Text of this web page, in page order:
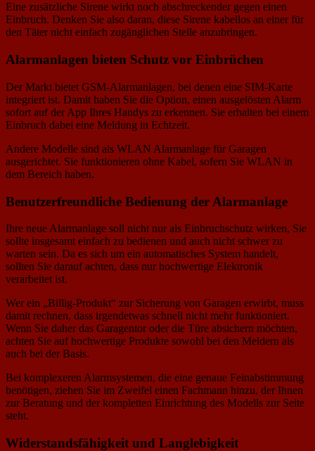
Eine zusätzliche Sirene wirkt noch abschreckender gegen einen
Einbruch. Denken Sie also daran, diese Sirene kabellos an einer für
den Täter nicht einfach zugänglichen Stelle anzubringen.
Alarmanlagen bieten Schutz vor Einbrüchen
Der Markt bietet GSM-Alarmanlagen, bei denen eine SIM-Karte
integriert ist. Damit haben Sie die Option, einen ausgelösten Alarm
sofort auf der App Ihres Handys zu erkennen. Sie erhalten bei einem
Einbruch dabei eine Meldung in Echtzeit.
Andere Modelle sind als WLAN Alarmanlage für Garagen
ausgerichtet. Sie funktionieren ohne Kabel, sofern Sie WLAN in
dem Bereich haben.
Benutzerfreundliche Bedienung der Alarmanlage
Ihre neue Alarmanlage soll nicht nur als Einbruchschutz wirken, Sie
sollte insgesamt einfach zu bedienen und auch nicht schwer zu
warten sein. Da es sich um ein automatisches System handelt,
sollten Sie darauf achten, dass nur hochwertige Elektronik
verarbeitet ist.
Wer ein „Billig-Produkt“ zur Sicherung von Garagen erwirbt, muss
damit rechnen, dass irgendetwas schnell nicht mehr funktioniert.
Wenn Sie daher das Garagentor oder die Türe absichern möchten,
achten Sie auf hochwertige Produkte sowohl bei den Meldern als
auch bei der Basis.
Bei komplexeren Alarmsystemen, die eine genaue Feinabstimmung
benötigen, ziehen Sie im Zweifel einen Fachmann hinzu, der Ihnen
zur Beratung und der kompletten Einrichtung des Modells zur Seite
steht.
Widerstandsfähigkeit und Langlebigkeit